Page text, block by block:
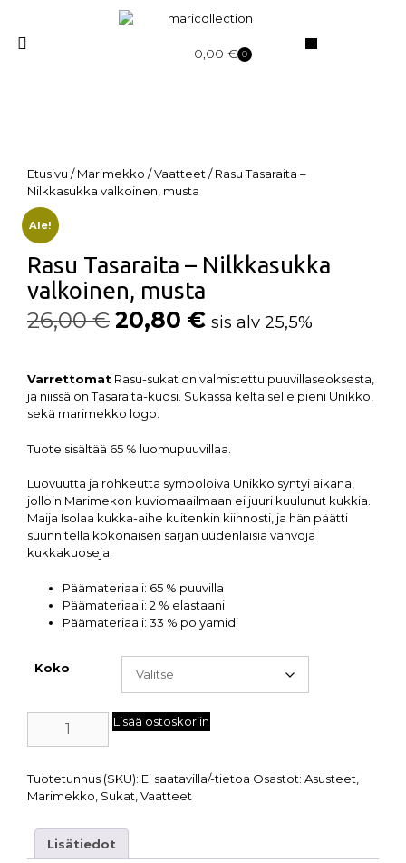
0,00 € 0
Etusivu /Marimekko /Vaatteet / Rasu Tasaraita –
Nilkkasukka valkoinen, musta
Ale!
Rasu Tasaraita – Nilkkasukka
valkoinen, musta
26,00€ 20,80 € sis alv 25,5%
Varrettomat Rasu-sukat on valmistettu puuvillaseoksesta,
ja niissä on Tasaraita-kuosi. Sukassa keltaiselle pieni Unikko,
sekä marimekko logo.
Tuote sisältää 65 % luomupuuvillaa.
Luovuutta ja rohkeutta symboloiva Unikko syntyi aikana,
jolloin Marimekon kuviomaailmaan ei juuri kuulunut kukkia.
Maija Isolaa kukka-aihe kuitenkin kiinnosti, ja hän päätti
suunnitella kokonaisen sarjan uudenlaisia vahvoja
kukkakuoseja.
Päämateriaali: 65 % puuvilla
Päämateriaali: 2 % elastaani
Päämateriaali: 33 % polyamidi
Koko
Lisää ostoskoriin
Tuotetunnus (SKU): Ei saatavilla/-tietoa Osastot: Asusteet
Marimekko Sukat Vaatteet
Lisätiedot